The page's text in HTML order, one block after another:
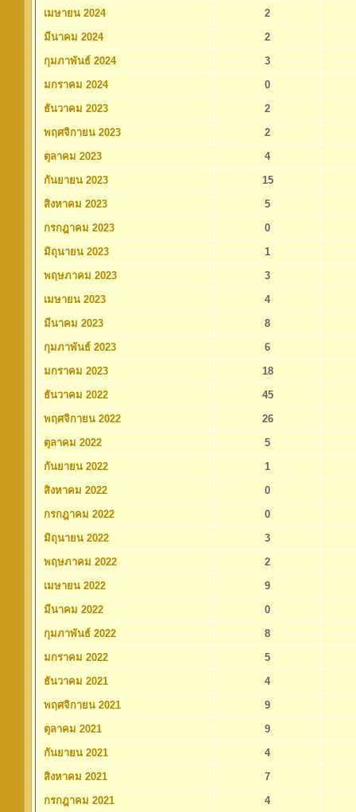
เมษายน 2024
2
มีนาคม 2024
2
กุมภาพันธ์ 2024
3
มกราคม 2024
0
ธันวาคม 2023
2
พฤศจิกายน 2023
2
ตุลาคม 2023
4
กันยายน 2023
15
สิงหาคม 2023
5
กรกฎาคม 2023
0
มิถุนายน 2023
1
พฤษภาคม 2023
3
เมษายน 2023
4
มีนาคม 2023
8
กุมภาพันธ์ 2023
6
มกราคม 2023
18
ธันวาคม 2022
45
พฤศจิกายน 2022
26
ตุลาคม 2022
5
กันยายน 2022
1
สิงหาคม 2022
0
กรกฎาคม 2022
0
มิถุนายน 2022
3
พฤษภาคม 2022
2
เมษายน 2022
9
มีนาคม 2022
0
กุมภาพันธ์ 2022
8
มกราคม 2022
5
ธันวาคม 2021
4
พฤศจิกายน 2021
9
ตุลาคม 2021
9
กันยายน 2021
4
สิงหาคม 2021
7
กรกฎาคม 2021
4